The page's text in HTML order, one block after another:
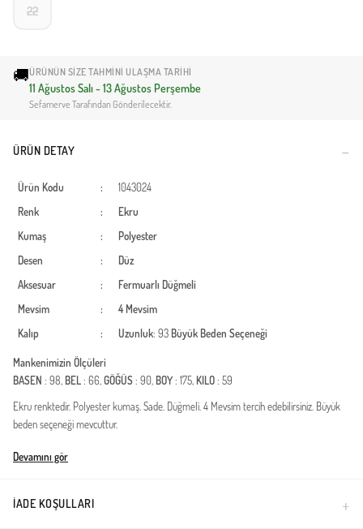
22
🚚ÜRÜNÜN SIZE TAHMINI ULAŞMA TARIHI
11 Ağustos Salı - 13 Ağustos Perşembe
Sefamerve Tarafından Gönderilecektir.
ÜRÜN DETAY
Ürün Kodu :
1043024
Renk
:
Ekru
Kumaş
:
Polyester
Desen
:
Düz
Aksesuar
: Fermuarlı Düğmeli
Mevsim
:
4 Mevsim
Kalıp
: Uzunluk: 93 Büyük Beden Seçeneği
Mankenimizin Ölçüleri
BASEN : 98, BEL: 66,GÖĞÜS: 90, BOY: 175, KILO: 59
Ekru renktedir. Polyester kumaş. Sade. Düğmeli. 4 Mevsim tercih edebilirsiniz. Büyük
beden seçeneği mevcuttur.
Türkiye'de üretilmiştir.
Devamını gör
İADE KOŞULLARI